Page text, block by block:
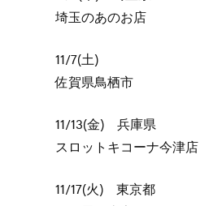
埼玉のあのお店
11/7(土)
佐賀県鳥栖市
11/13(金) 兵庫県
スロットキコーナ今津店
11/17(火) 東京都